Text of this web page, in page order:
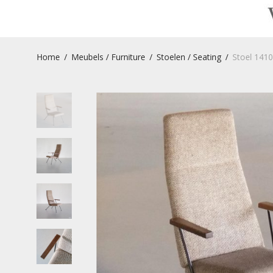
Home / Meubels / Furniture / Stoelen / Seating / Stoel